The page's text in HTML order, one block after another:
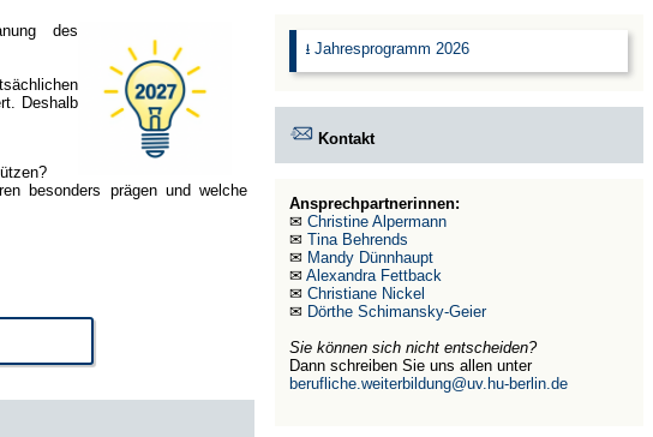
des
Deshalb
besonders prägen und welche
⭳ Jahresprogramm 2026
Kontakt
Ansprechpartnerinnen:
✉Christine Alpermann
✉Tina Behrends
✉ Mandy Dünnhaupt
✉Alexandra Fettback
✉Christiane Nickel
✉ Dörthe Schimansky-Geier
Sie können sich nicht entscheiden?
Dann schreiben Sie uns allen unter
berufliche.weiterbildung@uv.hu-berlin.de